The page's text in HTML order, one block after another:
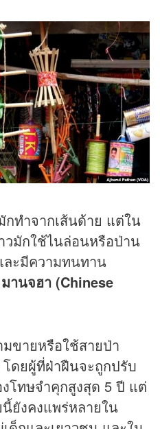
ทำจากเส้นด้าย แต่ใน
วมักใช้ไนล่อนหรือป่าน
ละมีความทนทาน
านจฮา (Chinese
ขายหรือใช้สายป่า
ดยผู้ที่ฝ่าฝืนจะถูกปรับ
โทษจำคุกสูงสุด 5 ปี แต่
ยังคงแพร่หลายใน